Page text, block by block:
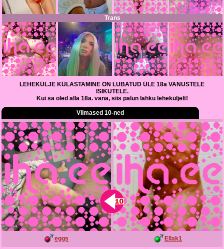
Trans
LEHEKÜLJE KÜLASTAMINE ON LUBATUD ÜLE 18a VANUSTELE
ISIKUTELE.
Kui sa oled alla 18a. vana, siis palun lahku leheküljelt!
Viimased 10-ned
eggs Ellak1